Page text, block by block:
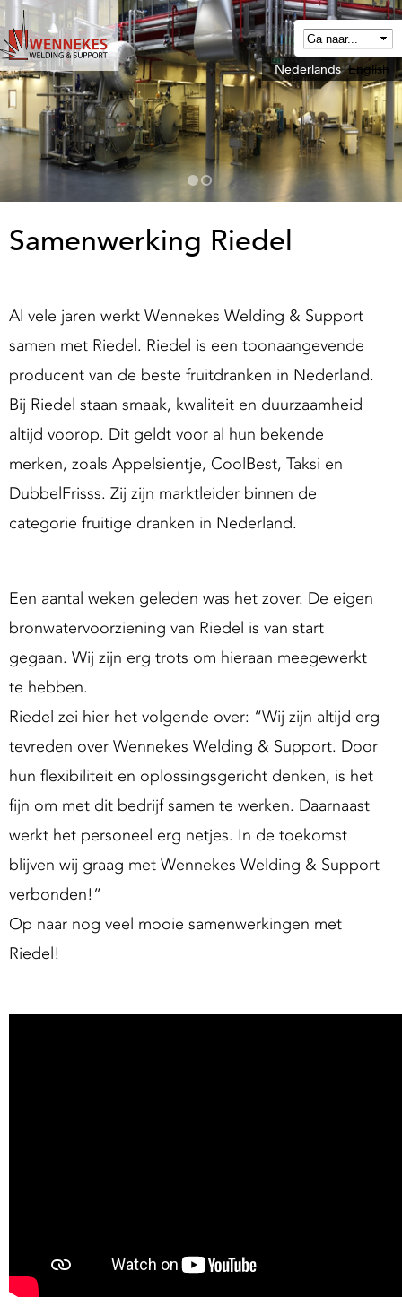
Overslaan
en
naar
de
algemene
inhoud
gaan
Nederlands English
Samenwerking Riedel
Al vele jaren werkt Wennekes Welding & Support
samen met Riedel. Riedel is een toonaangevende
producent van de beste fruitdranken in Nederland.
Bij Riedel staan smaak, kwaliteit en duurzaamheid
altijd voorop. Dit geldt voor al hun bekende
merken, zoals Appelsientje, CoolBest, Taksi en
DubbelFrisss. Zij zijn marktleider binnen de
categorie fruitige dranken in Nederland.
Een aantal weken geleden was het zover. De eigen
bronwatervoorziening van Riedel is van start
gegaan. Wij zijn erg trots om hieraan meegewerkt
te hebben.
Riedel zei hier het volgende over: “Wij zijn altijd erg
tevreden over Wennekes Welding & Support. Door
hun flexibiliteit en oplossingsgericht denken, is het
fijn om met dit bedrijf samen te werken. Daarnaast
werkt het personeel erg netjes. In de toekomst
blijven wij graag met Wennekes Welding & Support
verbonden!”
Op naar nog veel mooie samenwerkingen met
Riedel!